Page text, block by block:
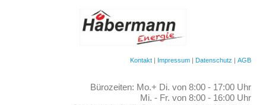
Kontakt | Impressum | Datenschutz | AGB
Bürozeiten: Mo.+ Di. von 8:00 - 17:00 Uhr
Mi. - Fr. von 8:00 - 16:00 Uhr